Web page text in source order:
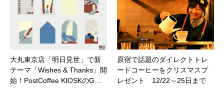
大丸東京店「明日見世」で新
テーマ「Wishes & Thanks」開
始！PostCoffee KIOSKのG…
原宿で話題のダイレクトトレ
ードコーヒーをクリスマスプ
レゼント 12/22～25日まで